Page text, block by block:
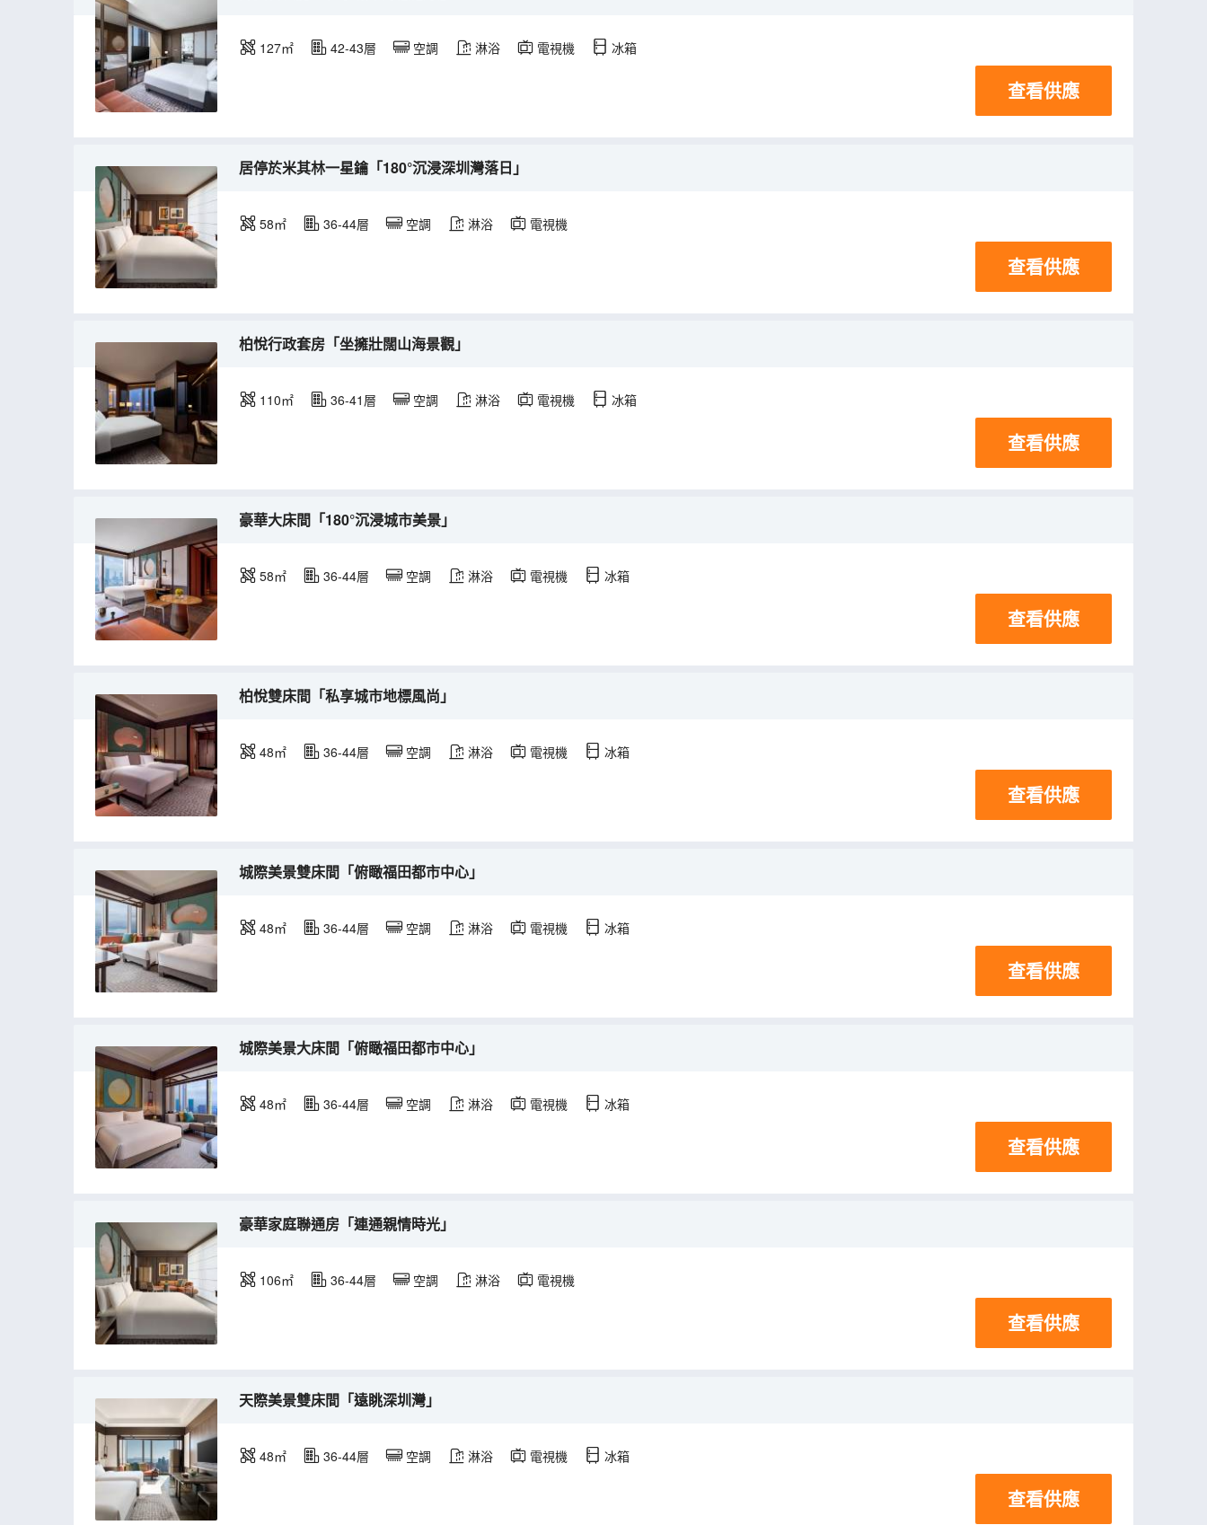
127㎡ 42-43層 空調 淋浴 電視機 冰箱
查看供應
居停於米其林一星鑰「180°沉浸深圳灣落日」
58㎡ 36-44層 空調 淋浴 電視機
查看供應
柏悅行政套房「坐擁壯闊山海景觀」
110㎡ 36-41層 空調 淋浴 電視機 冰箱
查看供應
豪華大床間「180°沉浸城市美景」
58㎡ 36-44層 空調 淋浴 電視機 冰箱
查看供應
柏悅雙床間「私享城市地標風尚」
48㎡ 36-44層 空調 淋浴 電視機 冰箱
查看供應
城際美景雙床間「俯瞰福田都市中心」
48㎡ 36-44層 空調 淋浴 電視機 冰箱
查看供應
城際美景大床間「俯瞰福田都市中心」
48㎡ 36-44層 空調 淋浴 電視機 冰箱
查看供應
豪華家庭聯通房「連通親情時光」
106㎡ 36-44層 空調 淋浴 電視機
查看供應
天際美景雙床間「遠眺深圳灣」
48㎡ 36-44層 空調 淋浴 電視機 冰箱
查看供應